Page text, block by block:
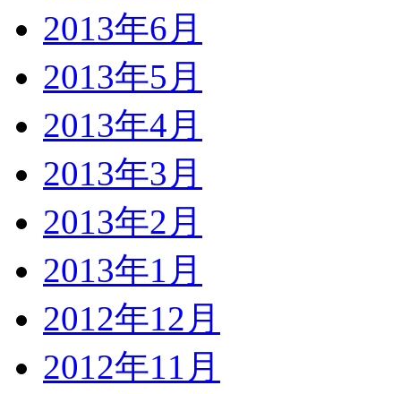
2013年6月
2013年5月
2013年4月
2013年3月
2013年2月
2013年1月
2012年12月
2012年11月